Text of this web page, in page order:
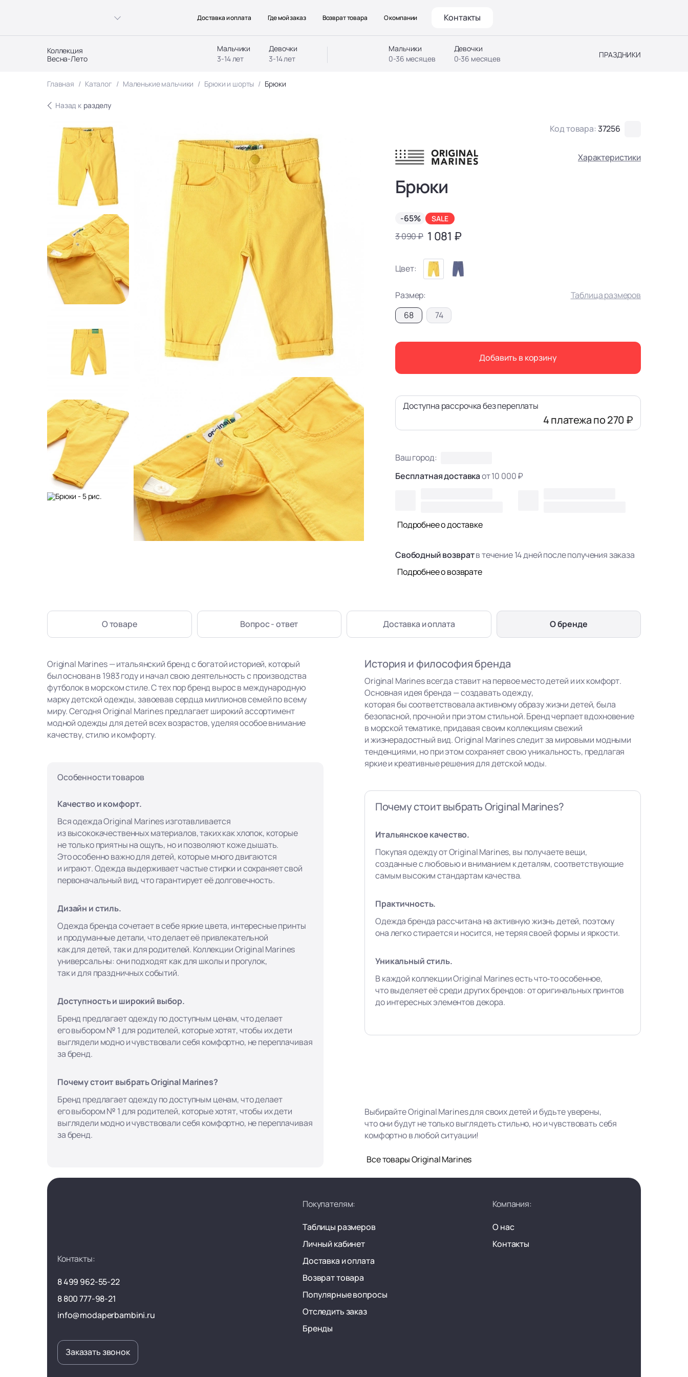
Коллекция
Весна-Лето
Мальчики
3-14 лет
Девочки
3-14 лет
Мальчики
0-36 месяцев
Девочки
0-36 месяцев
ПРАЗДНИКИ
Доставка и оплата Где мой заказ Возврат товара О компании Контакты
Главная Каталог Маленькие мальчики Брюки и шорты Брюки
Назад к разделу
Код товара:37256
Характеристики
Брюки
-65% SALE
3 090 ₽ 1 081 ₽
Цвет:
Размер:
Таблица размеров
68
74
Добавить в корзину
Доступна рассрочка без переплаты
4 платежапо 270 ₽
Ваш город:
Бесплатная доставкаот 10 000 ₽
Подробнее о доставке
Свободный возвратв течение 14 дней после получения заказа
Подробнее о возврате
О товаре Вопрос - ответ Доставка и оплата О бренде
Original Marines — итальянский бренд с богатой историей, который
был основан в 1983 году и начал свою деятельность с производства
футболок в морском стиле. С тех пор бренд вырос в международную
марку детской одежды, завоевав сердца миллионов семей по всему
миру. Сегодня Original Marines предлагает широкий ассортимент
модной одежды для детей всех возрастов, уделяя особое внимание
качеству, стилю и комфорту.
Особенности товаров
Качество и комфорт.
Вся одежда Original Marines изготавливается
из высококачественных материалов, таких как хлопок, которые
не только приятны на ощупь, но и позволяют коже дышать.
Это особенно важно для детей, которые много двигаются
и играют. Одежда выдерживает частые стирки и сохраняет свой
первоначальный вид, что гарантирует её долговечность.
Дизайн и стиль.
Одежда бренда сочетает в себе яркие цвета, интересные принты
и продуманные детали, что делает её привлекательной
как для детей, так и для родителей. Коллекции Original Marines
универсальны: они подходят как для школы и прогулок,
так и для праздничных событий.
Доступность и широкий выбор.
Бренд предлагает одежду по доступным ценам, что делает
его выбором № 1 для родителей, которые хотят, чтобы их дети
выглядели модно и чувствовали себя комфортно, не переплачивая
за бренд.
Почему стоит выбрать Original Marines?
Бренд предлагает одежду по доступным ценам, что делает
его выбором № 1 для родителей, которые хотят, чтобы их дети
выглядели модно и чувствовали себя комфортно, не переплачивая
за бренд.
История и философия бренда
Original Marines всегда ставит на первое место детей и их комфорт.
Основная идея бренда — создавать одежду,
которая бы соответствовала активному образу жизни детей, была
безопасной, прочной и при этом стильной. Бренд черпает вдохновение
в морской тематике, придавая своим коллекциям свежий
и жизнерадостный вид. Original Marines следит за мировыми модными
тенденциями, но при этом сохраняет свою уникальность, предлагая
яркие и креативные решения для детской моды.
Почему стоит выбрать Original Marines?
Итальянское качество.
Покупая одежду от Original Marines, вы получаете вещи,
созданные с любовью и вниманием к деталям, соответствующие
самым высоким стандартам качества.
Практичность.
Одежда бренда рассчитана на активную жизнь детей, поэтому
она легко стирается и носится, не теряя своей формы и яркости.
Уникальный стиль.
В каждой коллекции Original Marines есть что‑то особенное,
что выделяет её среди других брендов: от оригинальных принтов
до интересных элементов декора.
Выбирайте Original Marines для своих детей и будьте уверены,
что они будут не только выглядеть стильно, но и чувствовать себя
комфортно в любой ситуации!
Все товары Original Marines
Контакты:
8 499 962-55-22
8 800 777-98-21
info@modaperbambini.ru
Заказать звонок
Покупателям:
Таблицы размеров
Личный кабинет
Доставка и оплата
Возврат товара
Популярные вопросы
Отследить заказ
Бренды
Компания:
О нас
Контакты